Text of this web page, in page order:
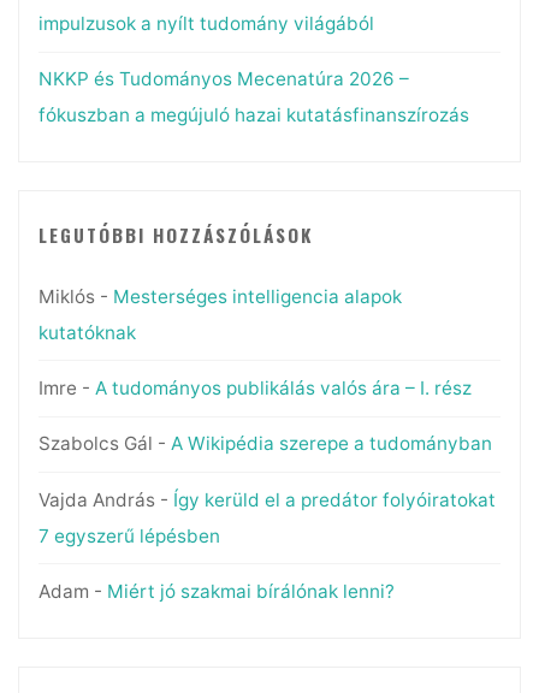
impulzusok a nyílt tudomány világából
NKKP és Tudományos Mecenatúra 2026 –
fókuszban a megújuló hazai kutatásfinanszírozás
LEGUTÓBBI HOZZÁSZÓLÁSOK
Miklós- Mesterséges intelligencia alapok
kutatóknak
Imre - A tudományos publikálás valós ára – I. rész
Szabolcs Gál - A Wikipédia szerepe a tudományban
Vajda András- Így kerüld el a predátor folyóiratokat
7 egyszerű lépésben
Adam - Miért jó szakmai bírálónak lenni?